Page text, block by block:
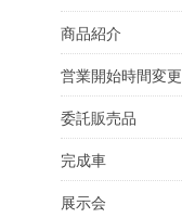
商品紹介
営業開始時間変更
委託販売品
完成車
展示会